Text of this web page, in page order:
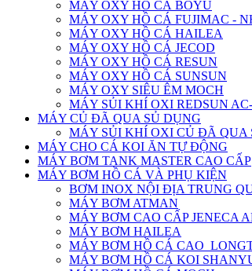
MÁY OXY HỒ CÁ BOYU
MÁY OXY HỒ CÁ FUJIMAC -
MÁY OXY HỒ CÁ HAILEA
MÁY OXY HỒ CÁ JECOD
MÁY OXY HỒ CÁ RESUN
MÁY OXY HỒ CÁ SUNSUN
MÁY OXY SIÊU ÊM MOCH
MÁY SỦI KHÍ OXI REDSUN
MÁY CỦ ĐÃ QUA SỦ DỤNG
MÁY SỦI KHÍ OXI CỦ ĐÃ QUA
MÁY CHO CÁ KOI ĂN TỰ ĐỘNG
MÁY BƠM TANK MASTER CAO CẤP
MÁY BƠM HỒ CÁ VÀ PHỤ KIỆN
BƠM INOX NỘI ĐỊA TRUNG
MÁY BƠM ATMAN
MÁY BƠM CAO CẤP JENECA
MÁY BƠM HAILEA
MÁY BƠM HỒ CÁ
MÁY BƠM HỒ CÁ KOI